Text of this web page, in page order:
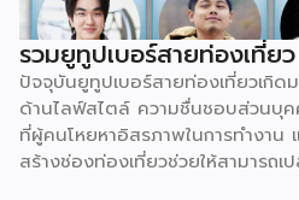
รวมยูทูปเบอร์สายท่องเที่
ปัจจุบันยูทูปเบอร์สายท่องเที่ยวเกิด
ด้านไลฟ์สไตล์ ความชื่นชอบส่วนบุ
ที่ผู้คนโหยหาอิสรภาพในการทำงาน
สร้างช่องท่องเที่ยวช่วยให้สามารถเ